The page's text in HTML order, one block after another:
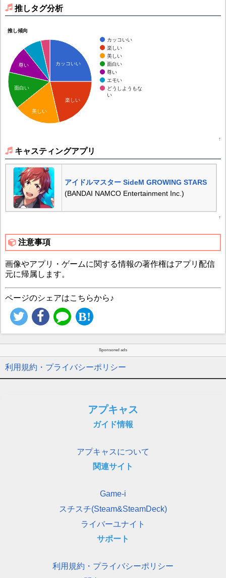
推しタグ分析
推し傾向
カッコいい
楽しい
美しい
面白い
尊い
エモい
どうしようもな
い
カッコいい
楽しい
尊い
面白い
美しい
↑
キャスティングアプリ
アイドルマスター SideM GROWING STARS
(BANDAI NAMCO Entertainment Inc.)
↑
注意事項
画像やアプリ・ゲームに関する情報の著作権はアプリ配信
元に帰属します。
ページのシェアはこちらから♪
Sponsored ads
利用規約・プライバシーポリシー
アプキャス
ガイド情報
アプキャスについて
関連サイト
Game-i
スチスチ(Steam&SteamDeck)
ライバーユナイト
サポート
利用規約・プライバシーポリシー